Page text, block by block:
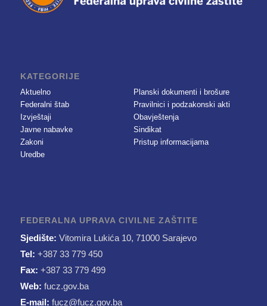
KATEGORIJE
Aktuelno
Federalni štab
Izvještaji
Javne nabavke
Zakoni
Uredbe
Planski dokumenti i brošure
Pravilnici i podzakonski akti
Obavještenja
Sindikat
Pristup informacijama
FEDERALNA UPRAVA CIVILNE ZAŠTITE
Sjedište: Vitomira Lukića 10, 71000 Sarajevo
Tel: +387 33 779 450
Fax: +387 33 779 499
Web: fucz.gov.ba
E-mail: fucz@fucz.gov.ba